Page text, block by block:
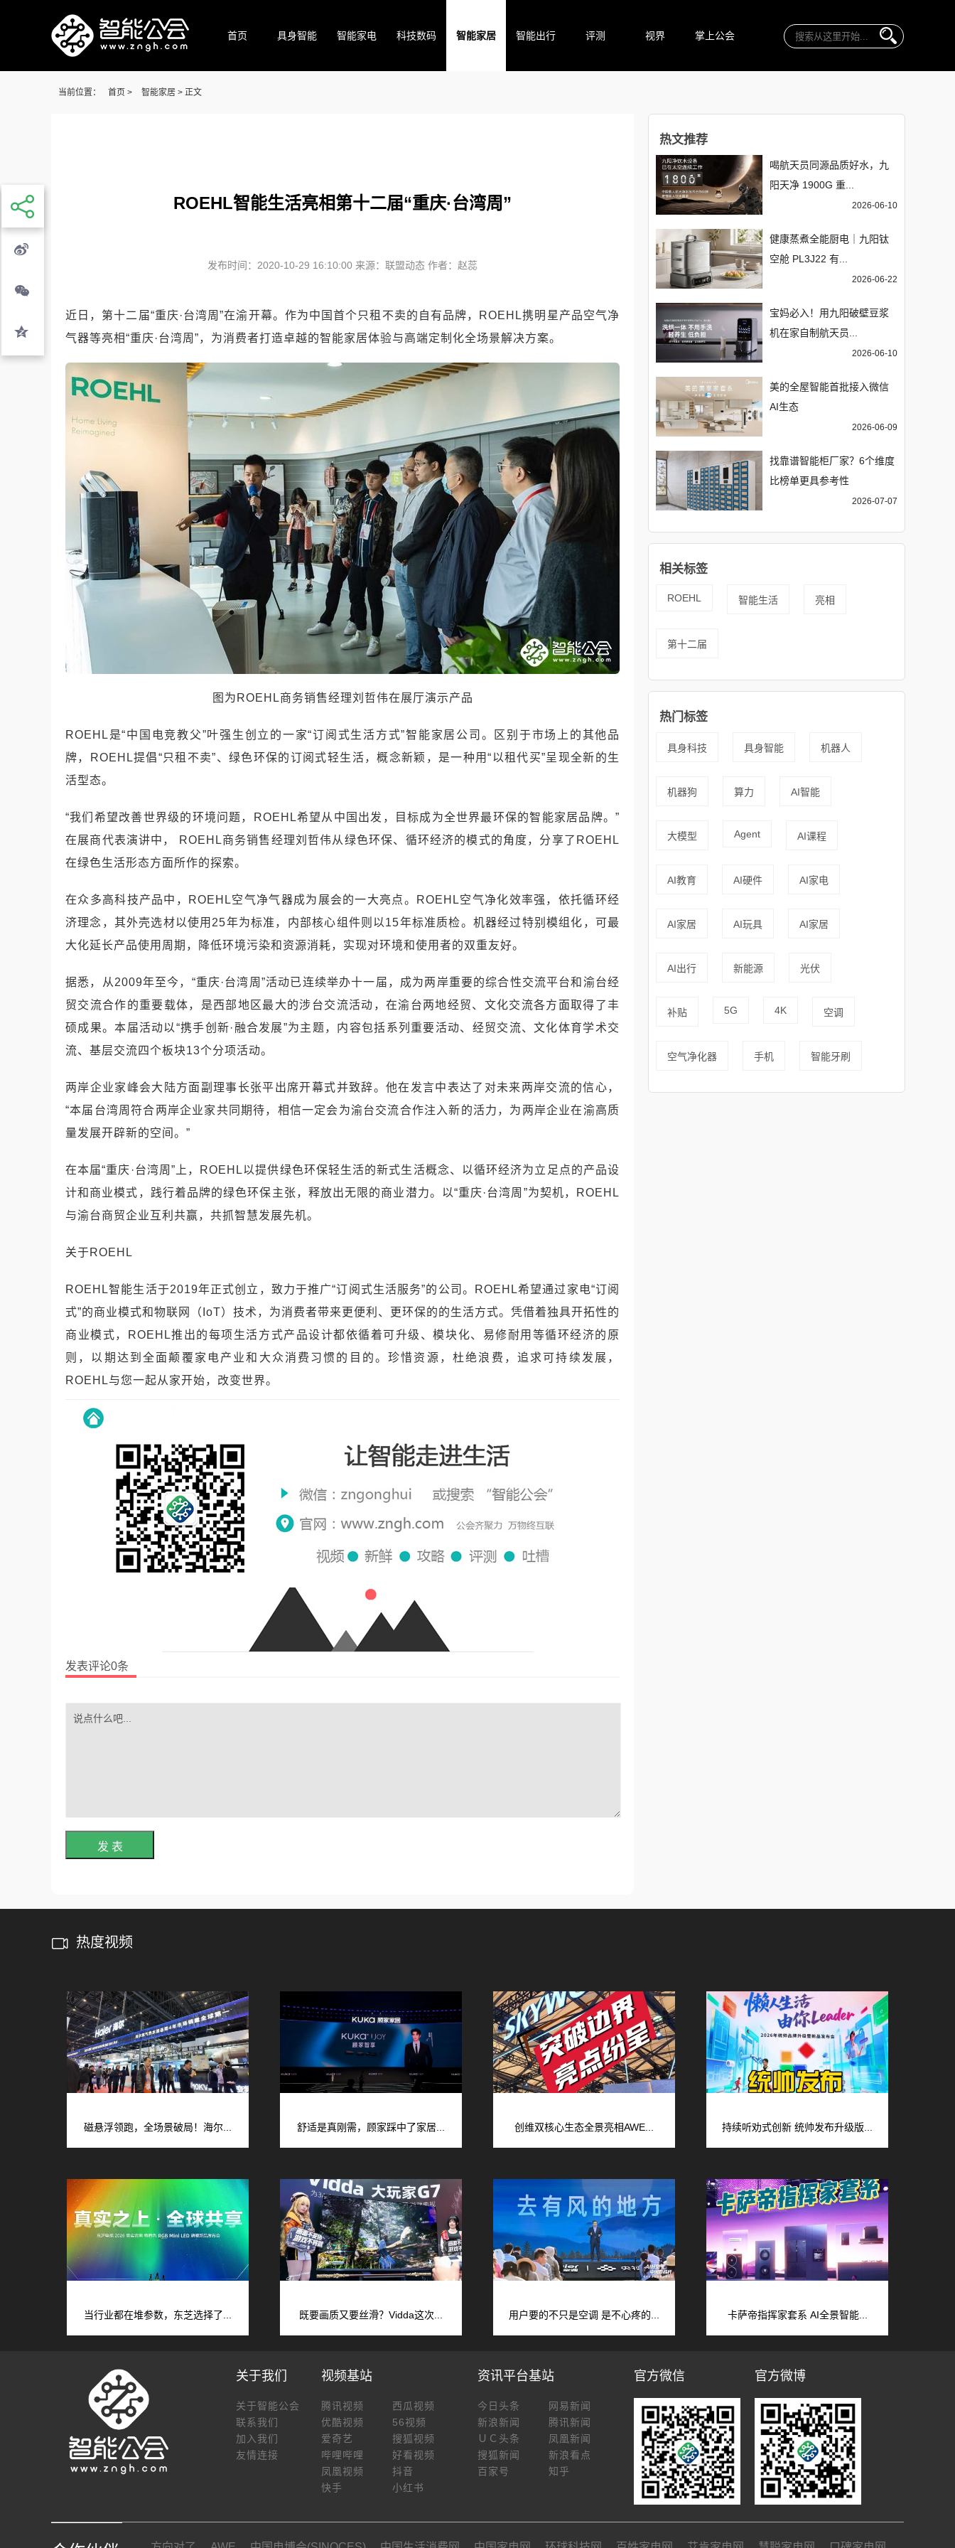
首页 具身智能 智能家电 科技数码 智能家居 智能出行 评测 视界 掌上公会
当前位置： 首页 > 智能家居 > 正文
ROEHL智能生活亮相第十二届“重庆·台湾周”
发布时间：2020-10-29 16:10:00 来源：联盟动态 作者：赵蕊
近日，第十二届“重庆·台湾周”在渝开幕。作为中国首个只租不卖的自有品牌，ROEHL携明星产品空气净
气器等亮相“重庆·台湾周”，为消费者打造卓越的智能家居体验与高端定制化全场景解决方案。
图为ROEHL商务销售经理刘哲伟在展厅演示产品
ROEHL是“中国电竞教父”叶强生创立的一家“订阅式生活方式”智能家居公司。区别于市场上的其他品
牌，ROEHL提倡“只租不卖”、绿色环保的订阅式轻生活，概念新颖，是一种用“以租代买”呈现全新的生
活型态。
“我们希望改善世界级的环境问题，ROEHL希望从中国出发，目标成为全世界最环保的智能家居品牌。”
在展商代表演讲中， ROEHL商务销售经理刘哲伟从绿色环保、循环经济的模式的角度，分享了ROEHL
在绿色生活形态方面所作的探索。
在众多高科技产品中，ROEHL空气净气器成为展会的一大亮点。ROEHL空气净化效率强，依托循环经
济理念，其外壳选材以使用25年为标准，内部核心组件则以15年标准质检。机器经过特别模组化，可最
大化延长产品使用周期，降低环境污染和资源消耗，实现对环境和使用者的双重友好。
据悉，从2009年至今，“重庆·台湾周”活动已连续举办十一届，成为两岸重要的综合性交流平台和渝台经
贸交流合作的重要载体，是西部地区最大的涉台交流活动，在渝台两地经贸、文化交流各方面取得了丰
硕成果。本届活动以“携手创新·融合发展”为主题，内容包括系列重要活动、经贸交流、文化体育学术交
流、基层交流四个板块13个分项活动。
两岸企业家峰会大陆方面副理事长张平出席开幕式并致辞。他在发言中表达了对未来两岸交流的信心，
“本届台湾周符合两岸企业家共同期待，相信一定会为渝台交流合作注入新的活力，为两岸企业在渝高质
量发展开辟新的空间。”
在本届“重庆·台湾周”上，ROEHL以提供绿色环保轻生活的新式生活概念、以循环经济为立足点的产品设
计和商业模式，践行着品牌的绿色环保主张，释放出无限的商业潜⼒。以“重庆·台湾周”为契机，ROEHL
与渝台商贸企业互利共赢，共抓智慧发展先机。
关于ROEHL
ROEHL智能生活于2019年正式创立，致力于推广“订阅式生活服务”的公司。ROEHL希望通过家电“订阅
式”的商业模式和物联网（IoT）技术，为消费者带来更便利、更环保的的生活方式。凭借着独具开拓性的
商业模式，ROEHL推出的每项生活方式产品设计都依循着可升级、模块化、易修耐用等循环经济的原
则，以期达到全面颠覆家电产业和大众消费习惯的目的。珍惜资源，杜绝浪费，追求可持续发展，
ROEHL与您一起从家开始，改变世界。
发表评论0条
发 表
热文推荐
喝航天员同源品质好水，九
阳天净 1900G 重...
2026-06-10
健康蒸煮全能厨电｜九阳钛
空舱 PL3J22 有...
2026-06-22
宝妈必入！用九阳破壁豆浆
机在家自制航天员...
2026-06-10
美的全屋智能首批接入微信
AI生态
2026-06-09
找靠谱智能柜厂家？6个维度
比榜单更具参考性
2026-07-07
相关标签
ROEHL 智能生活 亮相
第十二届
热门标签
具身科技 具身智能 机器人
机器狗 算力 AI智能
大模型 Agent AI课程
AI教育 AI硬件 AI家电
AI家居 AI玩具 AI家居
AI出行 新能源 光伏
补贴 5G 4K 空调
空气净化器 手机 智能牙刷
热度视频
广告
磁悬浮领跑，全场景破局！海尔... 舒适是真刚需，顾家踩中了家居... 创维双核心生态全景亮相AWE... 持续听劝式创新 统帅发布升级版...
当行业都在堆参数，东芝选择了... 既要画质又要丝滑？Vidda这次... 用户要的不只是空调 是不心疼的... 卡萨帝指挥家套系 AI全景智能...
关于我们
关于智能公会
联系我们
加入我们
友情连接
视频基站
腾讯视频
西瓜视频
优酷视频
56视频
爱奇艺
搜狐视频
哔哩哔哩
好看视频
凤凰视频
抖音
快手
小红书
资讯平台基站
今日头条
网易新闻
新浪新闻
腾讯新闻
ＵＣ头条
凤凰新闻
搜狐新闻
新浪看点
百家号
知乎
官方微信 官方微博